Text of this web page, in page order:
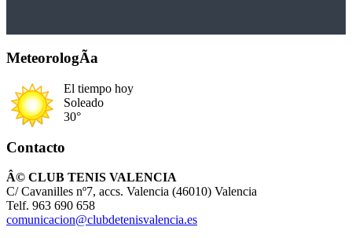
MeteorologÃ­a
El tiempo hoy
Soleado
30°
Contacto
Â© CLUB TENIS VALENCIA
C/ Cavanilles nº7, accs. Valencia (46010) Valencia
Telf. 963 690 658
comunicacion@clubdetenisvalencia.es